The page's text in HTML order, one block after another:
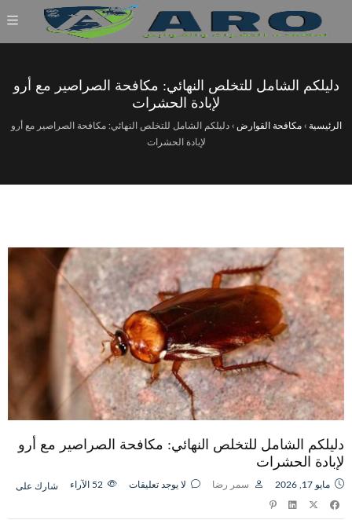
دليلكم الشامل للتخلص النهائي: مكافحة الصراصير مع أرو
لإبادة الحشرات
الرئيسية ›مكافحة القوارض ›دليلكم الشامل للتخلص النهائي: مكافحة الصراصير مع أرو
لإبادة الحشرات
دليلكم الشامل للتخلص النهائي: مكافحة الصراصير مع أرو
لإبادة الحشرات
مايو 17, 2026 سمر رضا لا يوجد تعليقات الآراء شارك على